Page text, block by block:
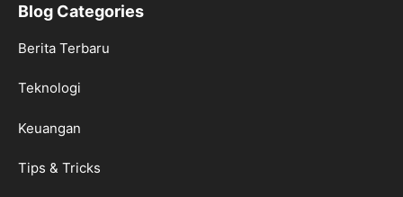
Blog Categories
Berita Terbaru
Teknologi
Keuangan
Tips & Tricks